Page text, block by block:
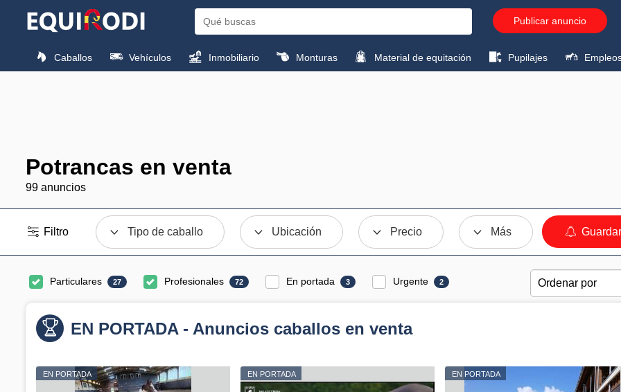
Publicar anuncio
Caballos Vehículos Inmobiliario Monturas Material de equitación Pupilajes
Potrancas en venta
99 anuncios
Filtro Tipo de caballo Ubicación Precio Más
Particulares 27 Profesionales 72 En portada 3 Urgente 2
EN PORTADA - Anuncios caballos en venta
EN PORTADA EN PORTADA EN PORTADA